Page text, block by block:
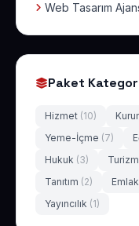
Web Tasarım
Paket
Hizmet (10)
Yeme-İçme (7)
Hukuk (3) Turizm
Tanıtım (2) Emlak
Yayıncılık (1)